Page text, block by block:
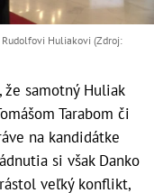
Rudolfovi Huliakovi (Zdroj:
samotný Huliak
Tarabom či
na kandidátke
si však Danko
veľký konflikt,